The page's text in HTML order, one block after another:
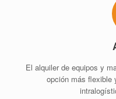
El alquiler de equipos y
opción más flexible